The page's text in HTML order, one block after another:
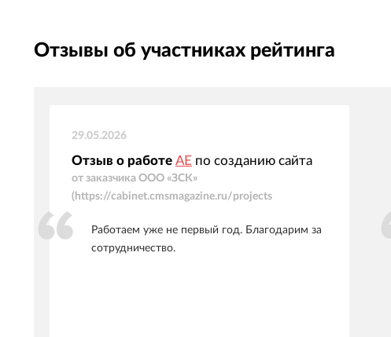
Отзывы об участниках рейтинга
29.05.2026
Отзыв о работе АЕ по созданию сайта
от заказчика ООО «ЗСК»
(https://cabinet.cmsmagazine.ru/projects
Работаем уже не первый год. Благодарим за
сотрудничество.